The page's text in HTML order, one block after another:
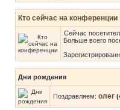
Кто сейчас на конференции
Сейчас
Больше всего
Дни рождения
Поздравляем: олег